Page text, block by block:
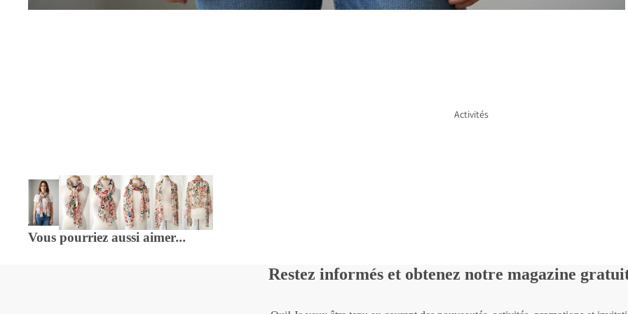
Activités
Vous pourriez aussi aimer...
Restez informés et obtenez notre magazine